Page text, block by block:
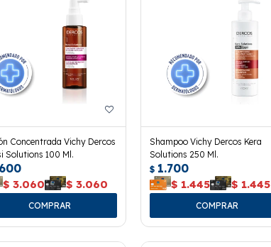
Concentrada Vichy Dercos
Solutions 100 Ml.
$ 3.060 $ 3.060
Shampoo Vichy Dercos Kera
Solutions 250 Ml.
$ 1.700
$ 1.445 $ 1.445